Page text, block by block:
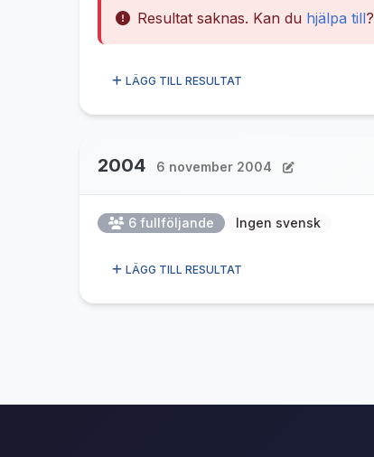
Resultat saknas. Kan du hjälpa till?
LÄGG TILL RESULTAT
2004 6 november 2004
6 fullföljande Ingen svensk
LÄGG TILL RESULTAT